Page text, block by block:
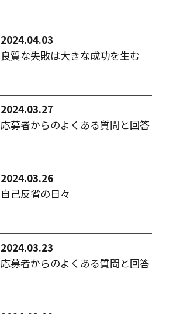
2024.04.03
良質な失敗は大きな成功を生む
2024.03.27
応募者からのよくある質問と回答
2024.03.26
自己反省の日々
2024.03.23
応募者からのよくある質問と回答